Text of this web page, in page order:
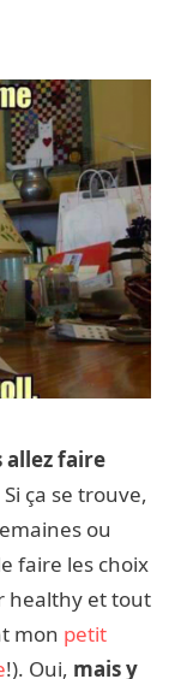
allez faire
Si ça se trouve,
ou
faire les choix
healthy et tout
mon petit
!). Oui, mais y